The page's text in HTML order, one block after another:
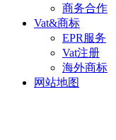
商务合作
Vat&商标
EPR服务
Vat注册
海外商标
网站地图